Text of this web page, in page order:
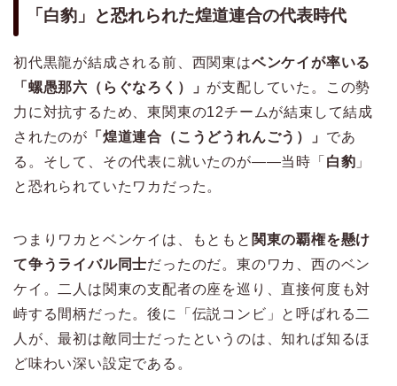
「白豹」と恐れられた煌道連合の代表時代
初代黒龍が結成される前、西関東はベンケイが率いる
「螺愚那六（らぐなろく）」 が支配していた。この勢
力に対抗するため、東関東の12チームが結束して結成
されたのが 「煌道連合（こうどうれんごう）」 であ
る。そして、その代表に就いたのが——当時「 白豹 」
と恐れられていたワカだった。
つまりワカとベンケイは、もともと 関東の覇権を懸け
て争うライバル同士だったのだ。東のワカ、西のベン
ケイ。二人は関東の支配者の座を巡り、直接何度も対
峙する間柄だった。後に「伝説コンビ」と呼ばれる二
人が、最初は敵同士だったというのは、知れば知るほ
ど味わい深い設定である。